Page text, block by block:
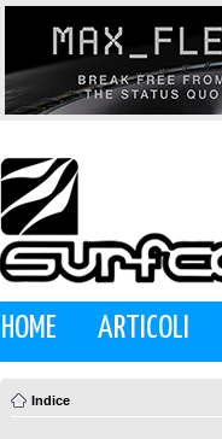
HOME ARTICOLI
Indice